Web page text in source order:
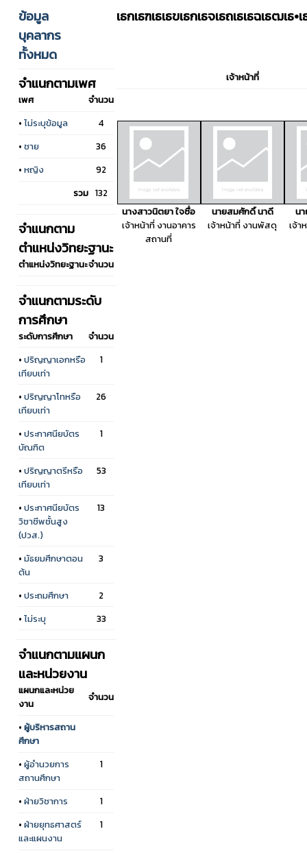
ข้อมูล
บุคลากร
ทั้งหมด
จำแนกตามเพศ
เพศ
จำนวน
• ไม่ระบุข้อมูล
4
• ชาย
36
• หญิง
92
รวม 132
จำแนกตาม
ตำแหน่งวิทยะฐานะ
ตำแหน่งวิทยะฐานะจำนวน
จำแนกตามระดับ
การศึกษา
ระดับการศึกษา
จำนวน
• ปริญญาเอกหรือ
เทียบเท่า
1
• ปริญญาโทหรือ
เทียบเท่า
26
• ประกาศนียบัตร
บัณฑิต
1
• ปริญญาตรีหรือ
เทียบเท่า
53
• ประกาศนียบัตร
วิชาชีพชั้นสูง
(ปวส.)
13
• มัธยมศึกษาตอน
ต้น
3
• ประถมศึกษา
2
• ไม่ระบุ 33
จำแนกตามแผนก
และหน่วยงาน
แผนกและหน่วย
งาน
จำนวน
• ผู้บริหารสถาน
ศึกษา
• ผู้อำนวยการ
สถานศึกษา
1
• ฝ่ายวิชาการ
1
• ฝ่ายยุทธศาสตร์
และแผนงาน
1
เธกเธฑเธเธขเธกเธจเธถเธเธฉเธฒเธ•เธ
เจ้าหน้าที่
นางสาวนิตยา ใจซื่อ
เจ้าหน้าที่ งานอาคาร
สถานที่
นายสมศักดิ์ นาดี
เจ้าหน้าที่ งานพัสดุ
น
เจ้า